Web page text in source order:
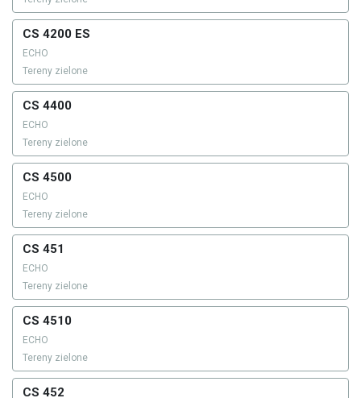
CS 4200 ES
ECHO
Tereny zielone
CS 4400
ECHO
Tereny zielone
CS 4500
ECHO
Tereny zielone
CS 451
ECHO
Tereny zielone
CS 4510
ECHO
Tereny zielone
CS 452